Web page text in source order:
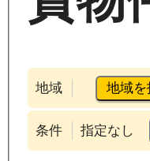
地域 地域を
条件 指定なし